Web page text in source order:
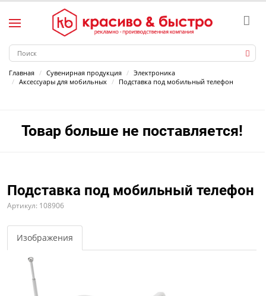
Главная Сувенирная продукция
Электроника
Аксессуары для мобильных
Подставка под мобильный телефон
Товар больше не поставляется!
Подставка под мобильный телефон
Артикул: 108906
Изображения